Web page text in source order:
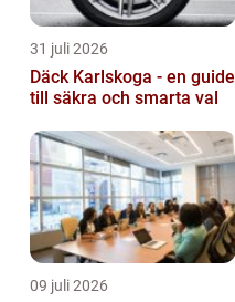
31 juli 2026
Däck Karlskoga - en guide
till säkra och smarta val
09 juli 2026